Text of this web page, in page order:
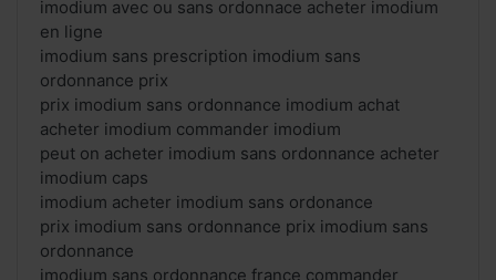
imodium avec ou sans ordonnace acheter imodium
en ligne
imodium sans prescription imodium sans
ordonnance prix
prix imodium sans ordonnance imodium achat
acheter imodium commander imodium
peut on acheter imodium sans ordonnance acheter
imodium caps
imodium acheter imodium sans ordonance
prix imodium sans ordonnance prix imodium sans
ordonnance
imodium sans ordonnance france commander